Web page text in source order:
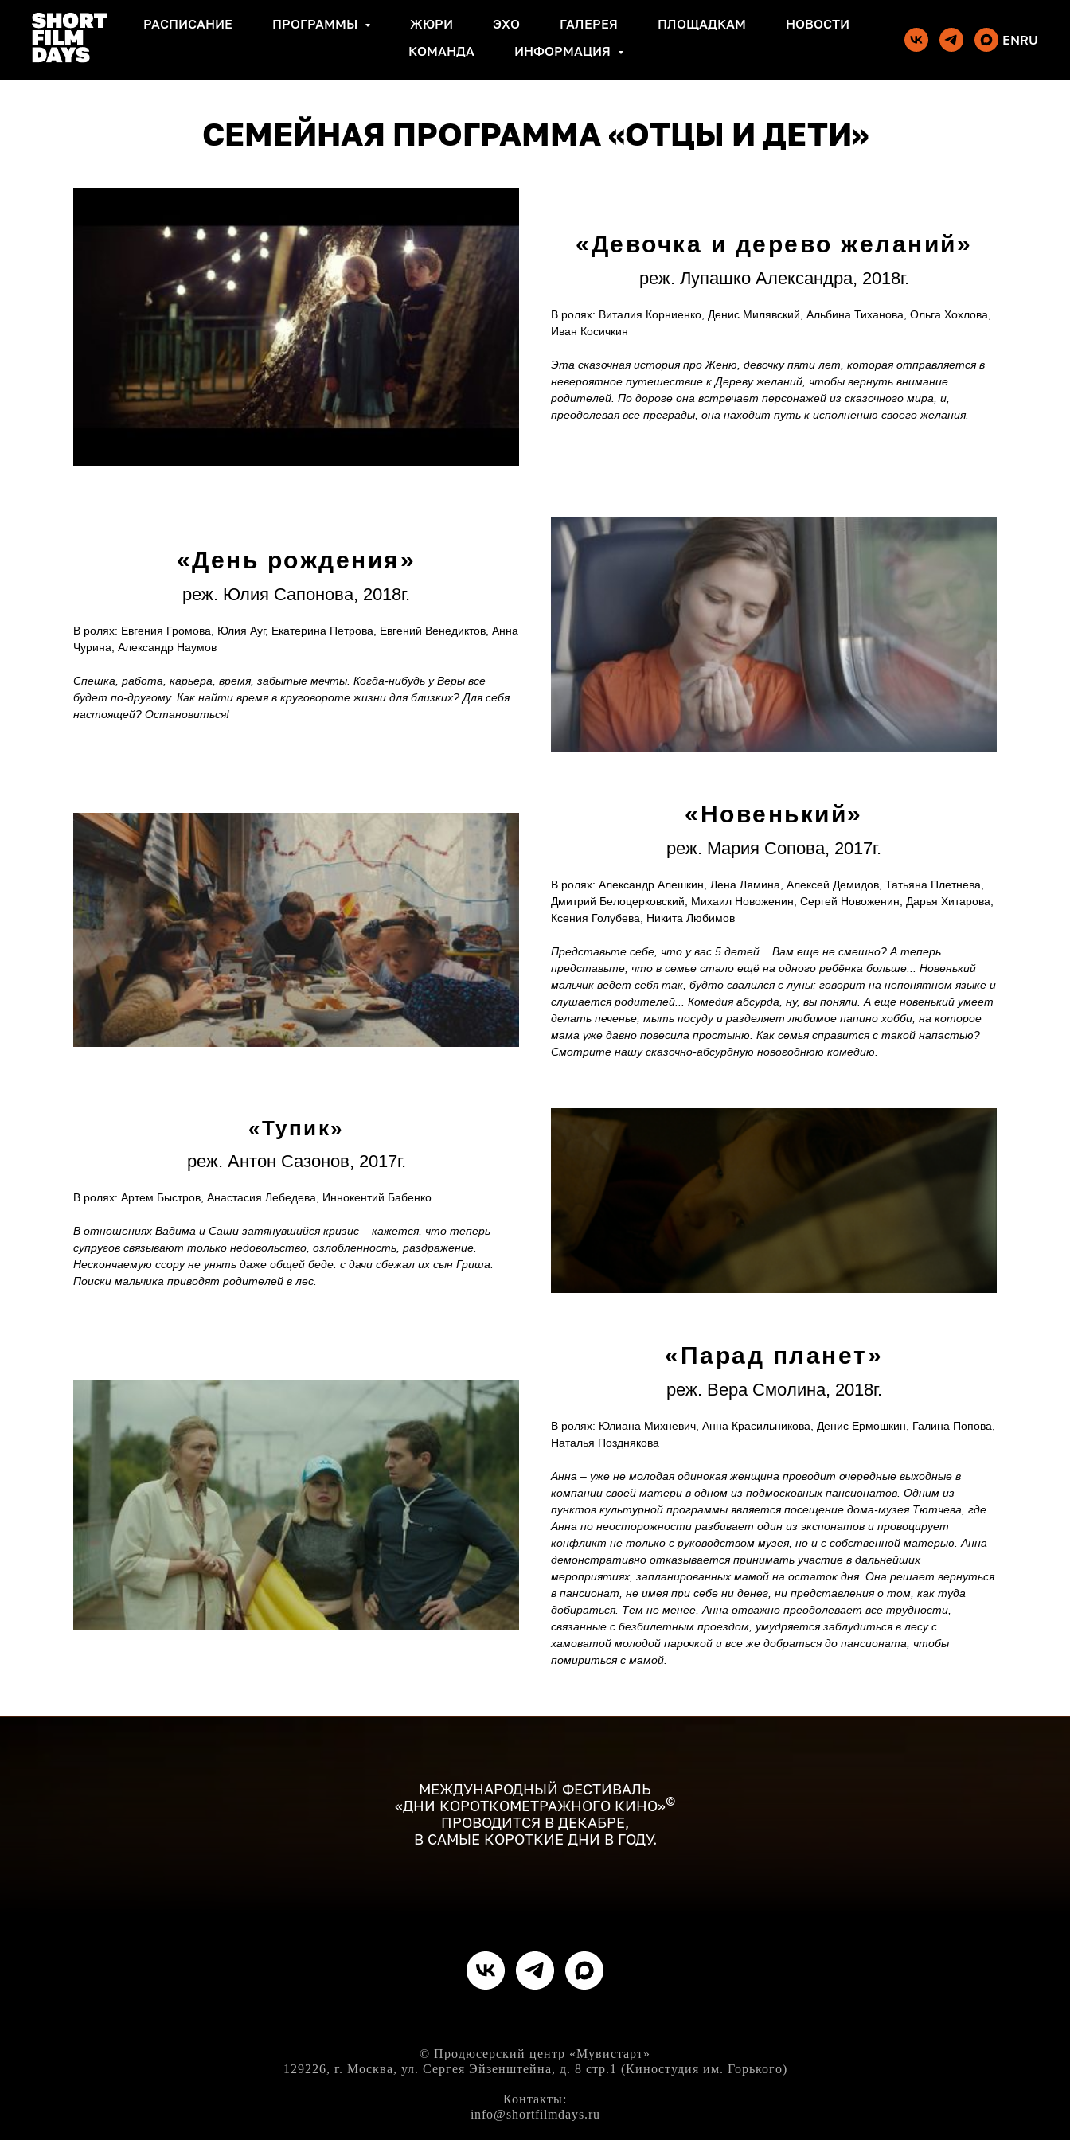
РАСПИСАНИЕ ПРОГРАММЫ ЖЮРИ ЭХО ГАЛЕРЕЯ ПЛОЩАДКАМ
НОВОСТИ
КОМАНДА
ИНФОРМАЦИЯ
ENRU
СЕМЕЙНАЯ ПРОГРАММА «ОТЦЫ И ДЕТИ»
«Девочка и дерево желаний»
реж. Лупашко Александра, 2018г.
В ролях: Виталия Корниенко, Денис Милявский, Альбина Тиханова, Ольга Хохлова,
Иван Косичкин
Эта сказочная история про Женю, девочку пяти лет, которая отправляется в
невероятное путешествие к Дереву желаний, чтобы вернуть внимание
родителей. По дороге она встречает персонажей из сказочного мира, и,
преодолевая все преграды, она находит путь к исполнению своего желания.
«День рождения»
реж. Юлия Сапонова, 2018г.
В ролях: Евгения Громова, Юлия Ауг, Екатерина Петрова, Евгений Венедиктов, Анна
Чурина, Александр Наумов
Спешка, работа, карьера, время, забытые мечты. Когда-нибудь у Веры все
будет по-другому. Как найти время в круговороте жизни для близких? Для себя
настоящей? Остановиться!
«Новенький»
реж. Мария Сопова, 2017г.
В ролях: Александр Алешкин, Лена Лямина, Алексей Демидов, Татьяна Плетнева,
Дмитрий Белоцерковский, Михаил Новоженин, Сергей Новоженин, Дарья Хитарова,
Ксения Голубева, Никита Любимов
Представьте себе, что у вас 5 детей... Вам еще не смешно? А теперь
представьте, что в семье стало ещё на одного ребёнка больше... Новенький
мальчик ведет себя так, будто свалился с луны: говорит на непонятном языке и
слушается родителей... Комедия абсурда, ну, вы поняли. А еще новенький умеет
делать печенье, мыть посуду и разделяет любимое папино хобби, на которое
мама уже давно повесила простыню. Как семья справится с такой напастью?
Смотрите нашу сказочно-абсурдную новогоднюю комедию.
«Тупик»
реж. Антон Сазонов, 2017г.
В ролях: Артем Быстров, Анастасия Лебедева, Иннокентий Бабенко
В отношениях Вадима и Саши затянувшийся кризис – кажется, что теперь
супругов связывают только недовольство, озлобленность, раздражение.
Нескончаемую ссору не унять даже общей беде: с дачи сбежал их сын Гриша.
Поиски мальчика приводят родителей в лес.
«Парад планет»
реж. Вера Смолина, 2018г.
В ролях: Юлиана Михневич, Анна Красильникова, Денис Ермошкин, Галина Попова,
Наталья Позднякова
Анна – уже не молодая одинокая женщина проводит очередные выходные в
компании своей матери в одном из подмосковных пансионатов. Одним из
пунктов культурной программы является посещение дома-музея Тютчева, где
Анна по неосторожности разбивает один из экспонатов и провоцирует
конфликт не только с руководством музея, но и с собственной матерью. Анна
демонстративно отказывается принимать участие в дальнейших
мероприятиях, запланированных мамой на остаток дня. Она решает вернуться
в пансионат, не имея при себе ни денег, ни представления о том, как туда
добираться. Тем не менее, Анна отважно преодолевает все трудности,
связанные с безбилетным проездом, умудряется заблудиться в лесу с
хамоватой молодой парочкой и все же добраться до пансионата, чтобы
помириться с мамой.
МЕЖДУНАРОДНЫЙ ФЕСТИВАЛЬ
«ДНИ КОРОТКОМЕТРАЖНОГО КИНО»©
ПРОВОДИТСЯ В ДЕКАБРЕ,
В САМЫЕ КОРОТКИЕ ДНИ В ГОДУ.
© Продюсерский центр «Мувистарт»
129226, г. Москва, ул. Сергея Эйзенштейна, д. 8 стр.1 (Киностудия им. Горького)
Контакты:
info@shortfilmdays.ru